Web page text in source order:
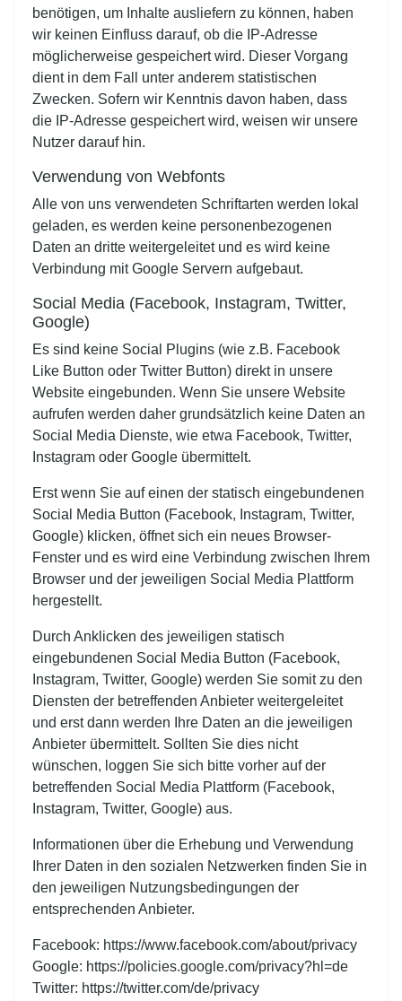
benötigen, um Inhalte ausliefern zu können, haben
wir keinen Einfluss darauf, ob die IP-Adresse
möglicherweise gespeichert wird. Dieser Vorgang
dient in dem Fall unter anderem statistischen
Zwecken. Sofern wir Kenntnis davon haben, dass
die IP-Adresse gespeichert wird, weisen wir unsere
Nutzer darauf hin.
Verwendung von Webfonts
Alle von uns verwendeten Schriftarten werden lokal
geladen, es werden keine personenbezogenen
Daten an dritte weitergeleitet und es wird keine
Verbindung mit Google Servern aufgebaut.
Social Media (Facebook, Instagram, Twitter,
Google)
Es sind keine Social Plugins (wie z.B. Facebook
Like Button oder Twitter Button) direkt in unsere
Website eingebunden. Wenn Sie unsere Website
aufrufen werden daher grundsätzlich keine Daten an
Social Media Dienste, wie etwa Facebook, Twitter,
Instagram oder Google übermittelt.
Erst wenn Sie auf einen der statisch eingebundenen
Social Media Button (Facebook, Instagram, Twitter,
Google) klicken, öffnet sich ein neues Browser-
Fenster und es wird eine Verbindung zwischen Ihrem
Browser und der jeweiligen Social Media Plattform
hergestellt.
Durch Anklicken des jeweiligen statisch
eingebundenen Social Media Button (Facebook,
Instagram, Twitter, Google) werden Sie somit zu den
Diensten der betreffenden Anbieter weitergeleitet
und erst dann werden Ihre Daten an die jeweiligen
Anbieter übermittelt. Sollten Sie dies nicht
wünschen, loggen Sie sich bitte vorher auf der
betreffenden Social Media Plattform (Facebook,
Instagram, Twitter, Google) aus.
Informationen über die Erhebung und Verwendung
Ihrer Daten in den sozialen Netzwerken finden Sie in
den jeweiligen Nutzungsbedingungen der
entsprechenden Anbieter.
Facebook: https://www.facebook.com/about/privacy
Google: https://policies.google.com/privacy?hl=de
Twitter: https://twitter.com/de/privacy